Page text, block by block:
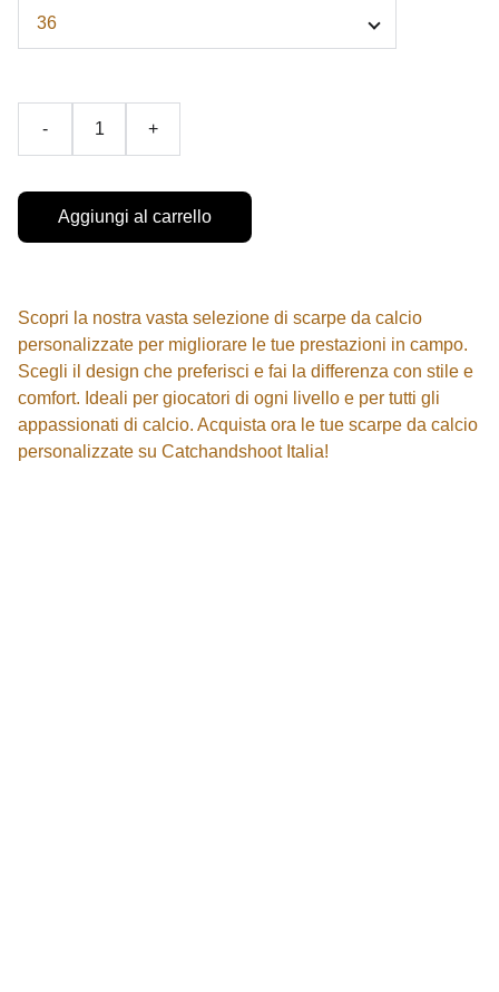
- +
Aggiungi al carrello
Scopri la nostra vasta selezione di scarpe da calcio
personalizzate per migliorare le tue prestazioni in campo.
Scegli il design che preferisci e fai la differenza con stile e
comfort. Ideali per giocatori di ogni livello e per tutti gli
appassionati di calcio. Acquista ora le tue scarpe da calcio
personalizzate su Catchandshoot Italia!